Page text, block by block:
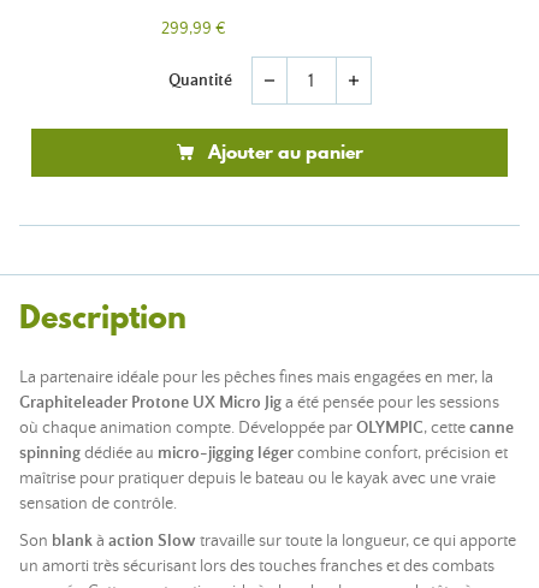
299,99 €
Quantité remove add
Ajouter au panier
Description
La partenaire idéale pour les pêches fines mais engagées en mer, la
Graphiteleader Protone UX Micro Jiga été pensée pour les sessions
où chaque animation compte. Développée parOLYMPIC, cettecanne
spinningdédiée au micro-jigging légercombine confort, précision et
maîtrise pour pratiquer depuis le bateau ou le kayak avec une vraie
sensation de contrôle.
Son blankà action Slow travaille sur toute la longueur, ce qui apporte
un amorti très sécurisant lors des touches franches et des combats